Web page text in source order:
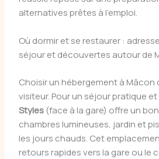
alternatives prêtes à l’emploi.
Où dormir et se restaurer :
séjour et découvertes autour de
Choisir un hébergement à Mâcon
visiteur. Pour un séjour pratique
Styles (face à la gare) offre un
chambres lumineuses, jardin et
les jours chauds. Cet
retours rapides vers la gare ou le